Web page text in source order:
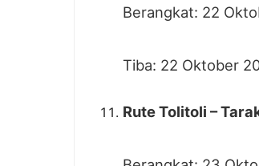
Berangkat: 22
Tiba: 22 Oktober
Rute Tolitoli –